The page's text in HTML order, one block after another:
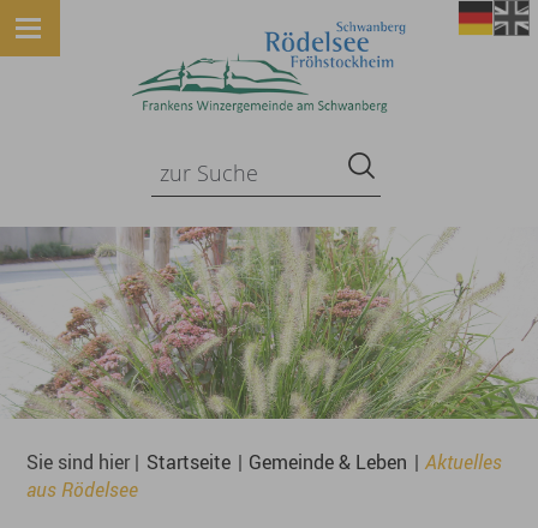
Sie sind hier | Startseite | Gemeinde & Leben | Aktuelles
aus Rödelsee